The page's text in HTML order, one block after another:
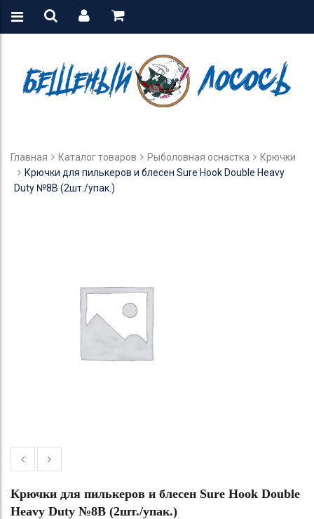
Главная Каталог товаров Рыболовная оснастка
Крючки
Крючки для пилькеров и блесен Sure Hook Double Heavy
Duty №8B (2шт./упак.)
Крючки для пилькеров и блесен Sure Hook Double
Heavy Duty №8B (2шт./упак.)